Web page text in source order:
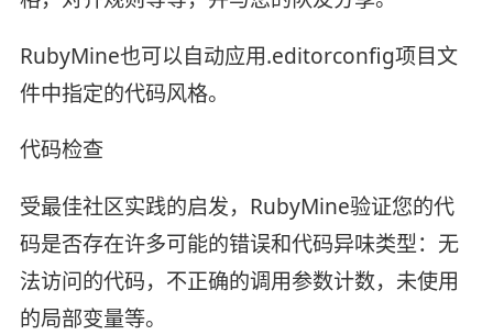
RubyMine也可以自动应用.editorconfig项目文
件中指定的代码风格。
代码检查
受最佳社区实践的启发，RubyMine验证您的代
码是否存在许多可能的错误和代码异味类型：无
法访问的代码，不正确的调用参数计数，未使用
的局部变量等。